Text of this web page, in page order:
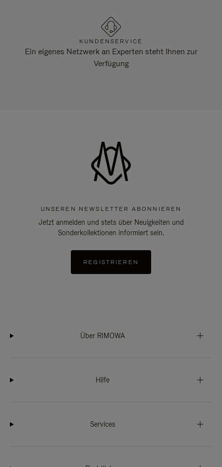
KUNDENSERVICE
Ein eigenes Netzwerk an Experten steht Ihnen zur
Verfügung
UNSEREN NEWSLETTER ABONNIEREN
Jetzt anmelden und stets über Neuigkeiten und
Sonderkollektionen informiert sein.
REGISTRIEREN
Über RIMOWA
Hilfe
Services